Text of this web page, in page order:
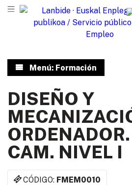
Menú: Formación
DISEÑO Y
CAM. NIVEL I
CÓDIGO: FMEM0010